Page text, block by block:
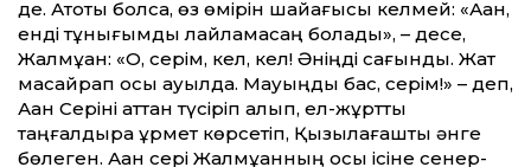
де. Ақтоқты болса, өз өмірін шайқағысы келмей: «Ақан,
енді тұнығымды лайламасаң болады», – десе,
Жалмұқан: «О, серім, кел, кел! Әніңді сағындық. Жат
масайрап осы ауылда. Мауқыңды бас, серім!» – деп,
Ақан Серіні аттан түсіріп алып, ел-жұртты
таңғалдыра құрмет көрсетіп, Қызылағашты әнге
бөлеген. Ақан сері Жалмұқанның осы ісіне сенер-